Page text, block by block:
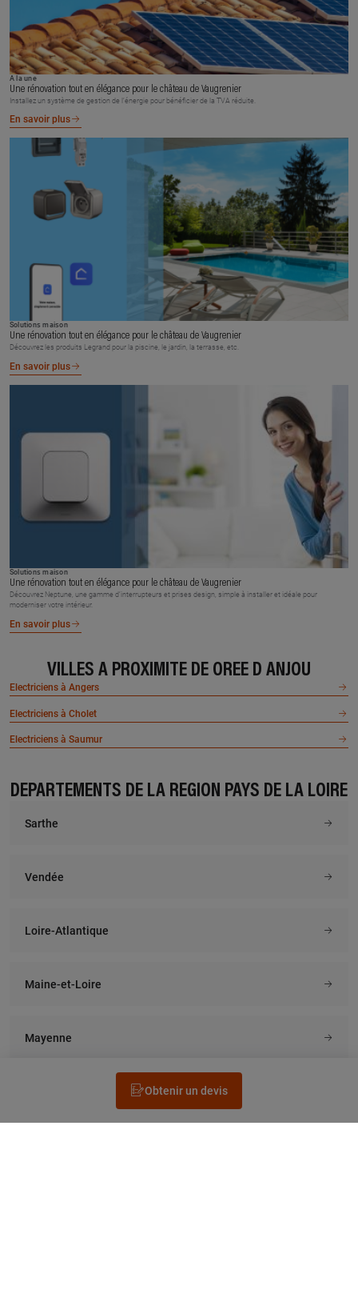
Obtenir un devis
À la une
Une rénovation tout en élégance pour le château de Vaugrenier
Installez un système de gestion de l’énergie pour bénéficier de la TVA réduite.
En savoir plus
Solutions maison
Une rénovation tout en élégance pour le château de Vaugrenier
Découvrez les produits Legrand pour la piscine, le jardin, la terrasse, etc.
En savoir plus
Solutions maison
Une rénovation tout en élégance pour le château de Vaugrenier
Découvrez Neptune, une gamme d’interrupteurs et prises design, simple à installer et idéale pour
moderniser votre intérieur.
En savoir plus
VILLES À PROXIMITÉ DE OREE D ANJOU
Electriciens à Angers
Electriciens à Cholet
Electriciens à Saumur
DÉPARTEMENTS DE LA RÉGION PAYS DE LA LOIRE
Sarthe
Vendée
Loire-Atlantique
Maine-et-Loire
Mayenne